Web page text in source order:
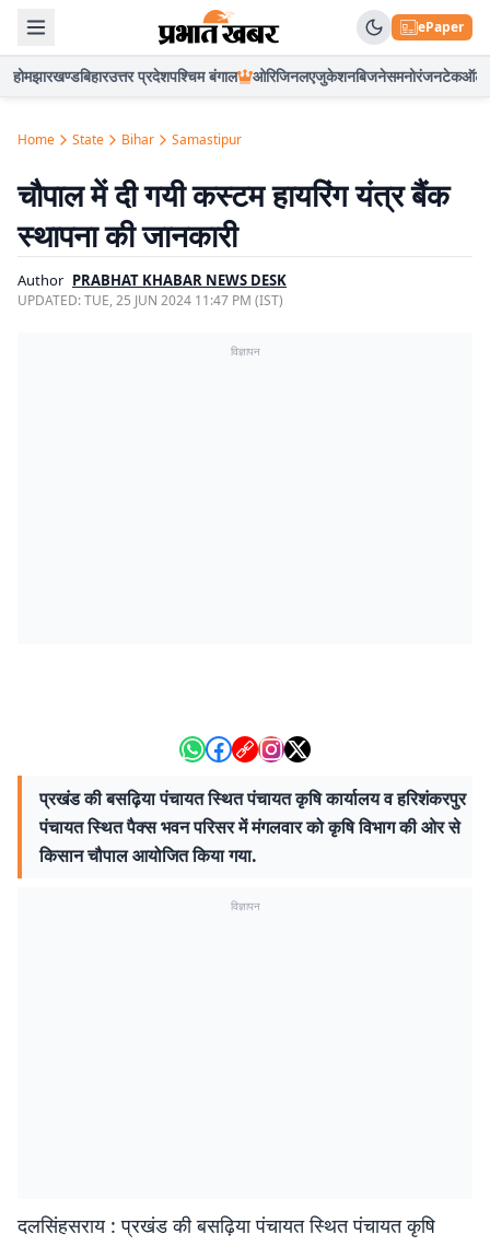
ePaper
होमझारखण्डबिहारउत्तर प्रदेशपश्चिम बंगाल ओरिजिनलएजुकेशनबिजनेसमनोरंजनटेकऑटो
Home State Bihar Samastipur
चौपाल में दी गयी कस्टम हायरिंग यंत्र बैंक
स्थापना की जानकारी
Author PRABHAT KHABAR NEWS DESK
UPDATED:TUE, 25 JUN 2024 11:47 PM (IST)
विज्ञापन
प्रखंड की बसढ़िया पंचायत स्थित पंचायत कृषि कार्यालय व हरिशंकरपुर
पंचायत स्थित पैक्स भवन परिसर में मंगलवार को कृषि विभाग की ओर से
किसान चौपाल आयोजित किया गया.
विज्ञापन
दलसिंहसराय : प्रखंड की बसढ़िया पंचायत स्थित पंचायत कृषि